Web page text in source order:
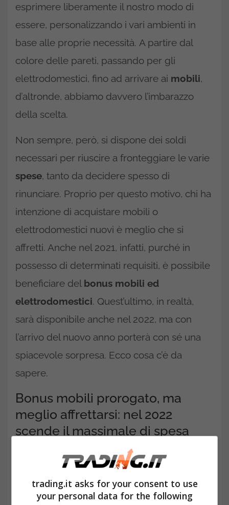
esprimere liberamente il nostro modo di
essere, personalizzando i vari ambienti in
base alle proprie necessità. A partire dal
colore delle pareti, passando per gli
elettrodomestici, fino ad arrivare ai mobili,
d’altronde, abbiamo davvero l’imbarazzo
della scelta.
Non sempre, però, si dispone dei soldi
necessari per riuscire a fronteggiare le varie
spese, tanto da decidere spesso di
rinunciare. Proprio per questo motivo, chi ha
intenzione di acquistare mobili o
elettrodomestici nuovi è meglio che si
affretti. Anche nel 2021, infatti, purché in
possesso di determinati requisiti, è possibile
beneficiare del bonus mobili ed
elettrodomestici. Quest’ultimo, in realtà,
sarà disponibile anche nel 2022, ma con
l’arrivo del nuovo anno porterà con sé una
spiacevole sorpresa. Ecco cosa c’è da
sapere.
Bonus mobili prorogato, ma
meglio affrettarsi: nel 2022
scende il massimale di spesa
trading.it asks for your consent to use
your personal data for the following